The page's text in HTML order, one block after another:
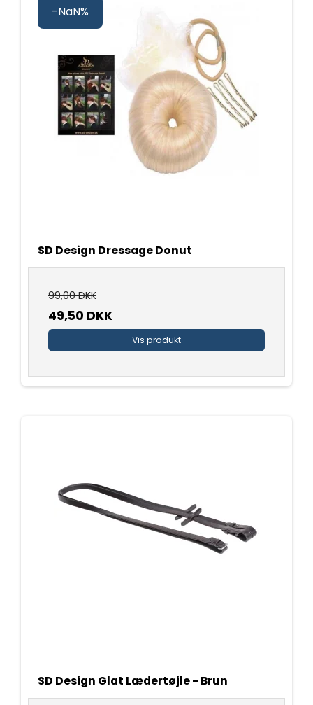
-NaN%
SD Design Dressage Donut
99,00 DKK
49,50 DKK
Vis produkt
SD Design Glat Lædertøjle - Brun